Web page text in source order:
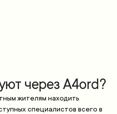
через A4ord?
жителям находить
специалистов всего в